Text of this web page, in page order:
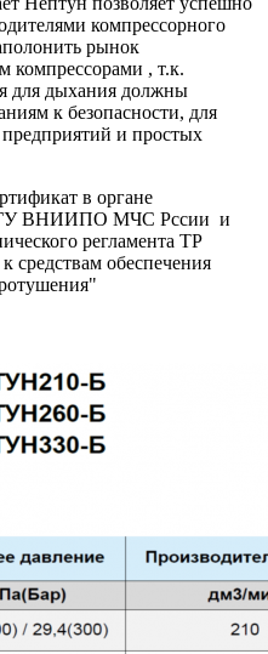
компрессорного
рынок
компрессорами , т.к.
для дыхания должны
к безопасности, для
предприятий и простых
в органе
ВНИИПО МЧС Рссии и
регламента ТР
обеспечения